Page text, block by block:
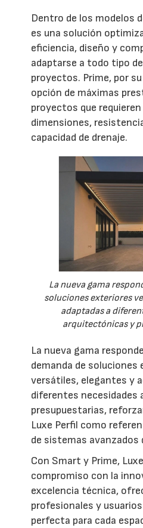
Dentro de los modelos
es una solución
eficiencia, diseño y
adaptarse a todo tipo
proyectos. Prime, por
opción de máximas
proyectos que
dimensiones,
capacidad de drenaje.
La nueva gama
soluciones exteriores
adaptadas a
arquitectónicas y
La nueva gama
demanda de soluciones
versátiles, elegantes y
diferentes
presupuestarias,
Luxe Perfil como
de sistemas avanzados
Con Smart y Prime,
compromiso con la
excelencia técnica,
profesionales y
perfecta para cada